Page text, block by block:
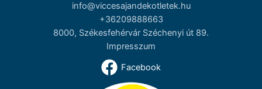
info@viccesajandekotletek.hu
+36209888663
8000, Székesfehérvár Széchenyi út 89.
Impresszum
Facebook